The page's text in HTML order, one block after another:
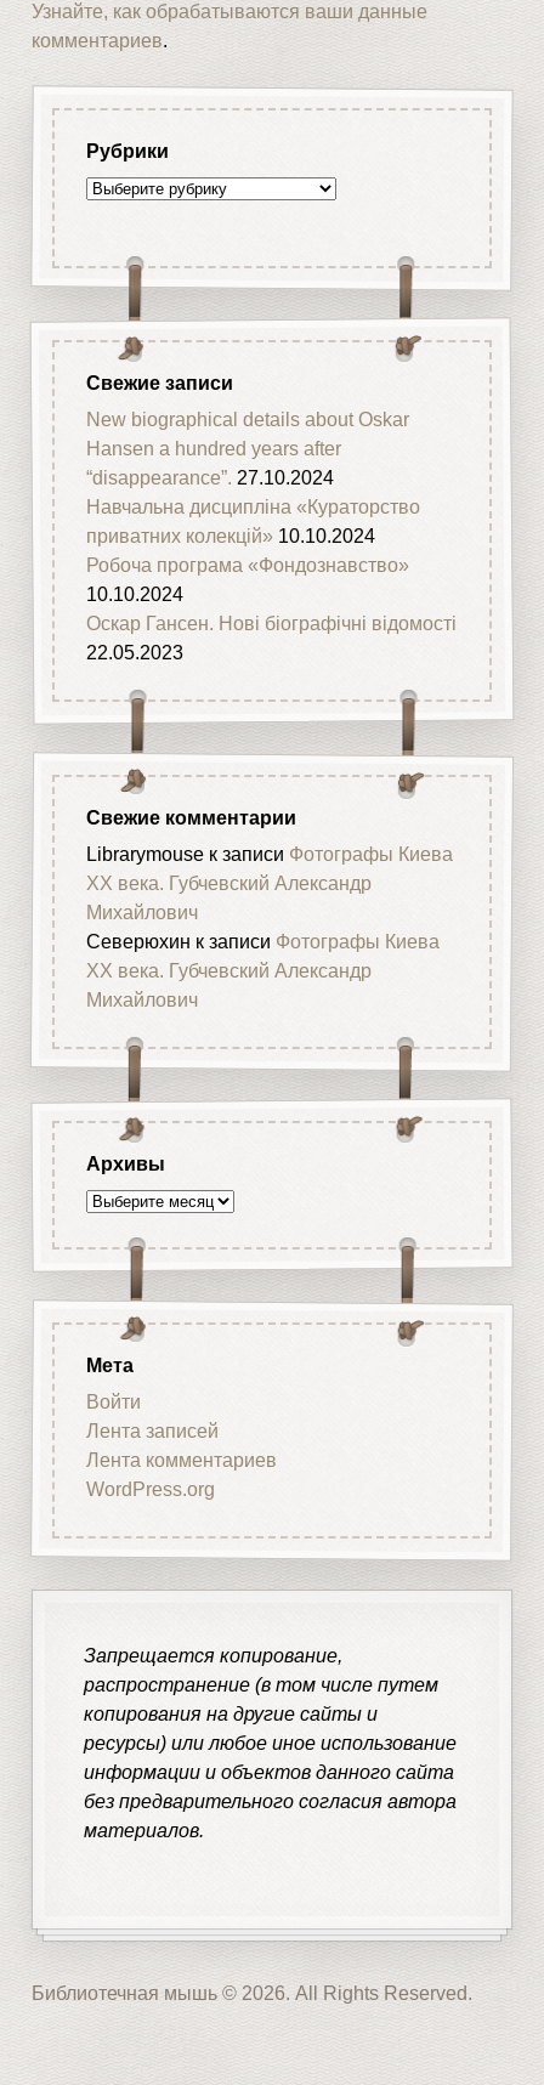
Узнайте, как обрабатываются ваши данные
комментариев.
Рубрики
Рубрики
Свежие записи
New biographical details about Oskar
Hansen a hundred years after
“disappearance”. 27.10.2024
Навчальна дисципліна «Кураторство
приватних колекцій» 10.10.2024
Робоча програма «Фондознавство»
10.10.2024
Оскар Гансен. Нові біографічні відомості
22.05.2023
Свежие комментарии
Librarymouseк записи Фотографы Киева
XX века. Губчевский Александр
Михайлович
Северюхин к записи Фотографы Киева
XX века. Губчевский Александр
Михайлович
Архивы
Архивы
Мета
Войти
Лента записей
Лента комментариев
WordPress.org
Запрещается копирование,
распространение (в том числе путем
копирования на другие сайты и
ресурсы) или любое иное использование
информации и объектов данного сайта
без предварительного согласия автора
материалов.
Библиотечная мышь © 2026. All Rights Reserved.